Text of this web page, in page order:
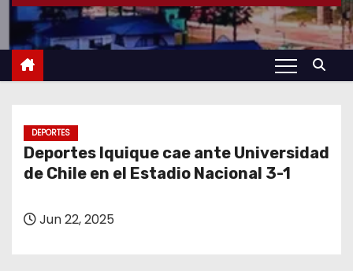
DEPORTES
Deportes Iquique cae ante Universidad
de Chile en el Estadio Nacional 3-1
Jun 22, 2025